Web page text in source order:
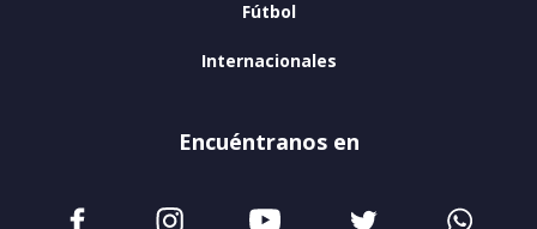
Fútbol
Internacionales
Encuéntranos en